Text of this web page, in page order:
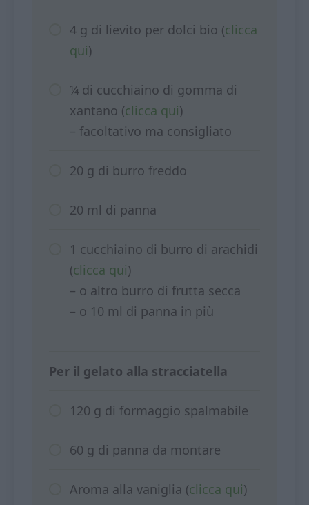
4 g di lievito per dolci bio (clicca
qui)
¼ di cucchiaino di gomma di
xantano (clicca qui)
– facoltativo ma consigliato
20 g di burro freddo
20 ml di panna
1 cucchiaino di burro di arachidi
(clicca qui)
– o altro burro di frutta secca
– o 10 ml di panna in più
Per il gelato alla stracciatella
120 g di formaggio spalmabile
60 g di panna da montare
Aroma alla vaniglia (clicca qui)